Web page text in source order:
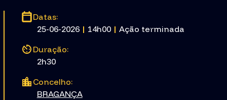
Datas:
25-06-2026 | 14h00 | Ação terminada
Duração:
2h30
Concelho:
BRAGANÇA